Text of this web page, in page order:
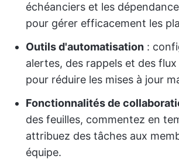
échéanciers et les
pour gérer efficacement les
Outils d'automatisation :
alertes, des rappels et des
pour réduire les mises à jour
Fonctionnalités de
des feuilles, commentez en
attribuez des tâches aux
équipe.